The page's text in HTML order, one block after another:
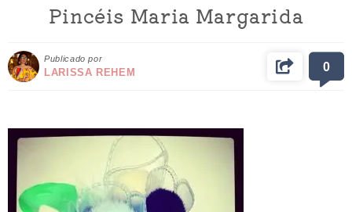
Pincéis Maria Margarida
Publicado por
LARISSA REHEM 0